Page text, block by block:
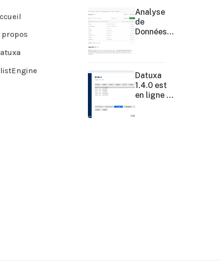
propos
Analyse
de
Données
: OpenWhiz
Datuxa
1.4.0 est
en ligne !